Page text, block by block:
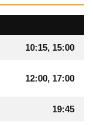
10:15, 15:00
12:00, 17:00
19:45